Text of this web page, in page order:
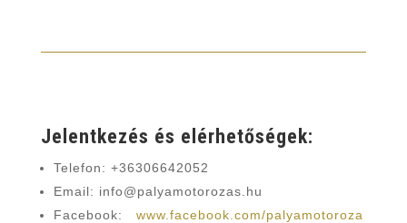
Jelentkezés és elérhetőségek:
Telefon: +36306642052
Email: info@palyamotorozas.hu
Facebook: www.facebook.com/palyamotoroza